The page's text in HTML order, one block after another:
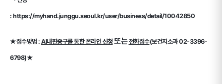
: https://myhand.junggu.seoul.kr/user/business/detail/10042850
★접수방법 : AI내편중구를 통한 온라인 신청 또는 전화접수(보건지소과 02-3396-
6798)★